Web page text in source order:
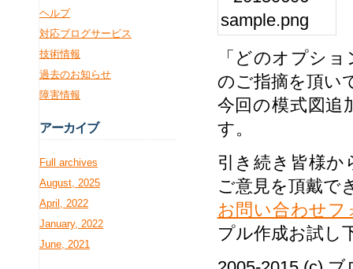
「どのオプシ
のご指摘を頂い
今回の模式図追
す。
引き続き皆様
ご意見を頂戴で
お問い合わせフ
プル作成お試し
ヘルプ
対応ブログサービス
技術情報
過去のお知らせ
障害情報
アーカイブ
Full archives
August, 2025
April, 2022
January, 2022
June, 2021